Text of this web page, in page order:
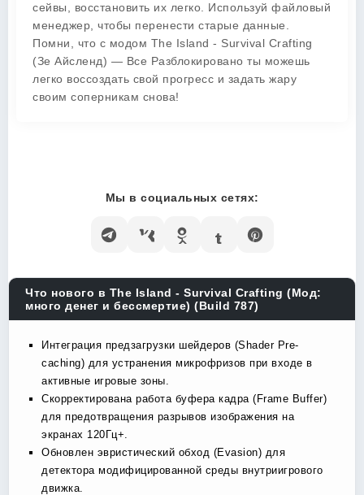
сейвы, восстановить их легко. Используй файловый
менеджер, чтобы перенести старые данные.
Помни, что с модом The Island - Survival Crafting
(Зе Айсленд) — Все Разблокировано ты можешь
легко воссоздать свой прогресс и задать жару
своим соперникам снова!
Мы в социальных сетях:
Что нового в The Island - Survival Crafting (Мод:
много денег и бессмертие) (Build 787)
Интеграция предзагрузки шейдеров (Shader Pre-
caching) для устранения микрофризов при входе в
активные игровые зоны.
Скорректирована работа буфера кадра (Frame Buffer)
для предотвращения разрывов изображения на
экранах 120Гц+.
Обновлен эвристический обход (Evasion) для
детектора модифицированной среды внутриигрового
движка.